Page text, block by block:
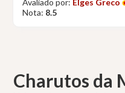
Avaliado por: Elges Greco
Nota: 8.5
Charutos da